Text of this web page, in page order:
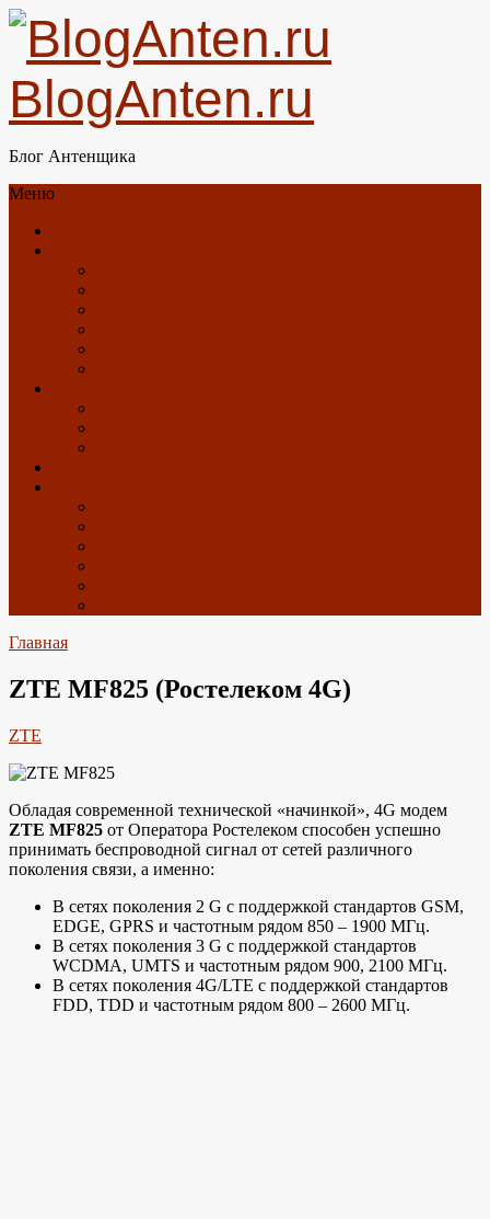
BlogAnten.ru
Блог Антенщика
Меню
Главная
ZTE MF825 (Ростелеком 4G)
ZTE
Обладая современной технической «начинкой», 4G модем
ZTE MF825 от Оператора Ростелеком способен успешно
принимать беспроводной сигнал от сетей различного
поколения связи, а именно:
В сетях поколения 2 G с поддержкой стандартов GSM,
EDGE, GPRS и частотным рядом 850 – 1900 МГц.
В сетях поколения 3 G с поддержкой стандартов
WCDMA, UMTS и частотным рядом 900, 2100 MГц.
В сетях поколения 4G/LTE с поддержкой стандартов
FDD, TDD и частотным рядом 800 – 2600 МГц.